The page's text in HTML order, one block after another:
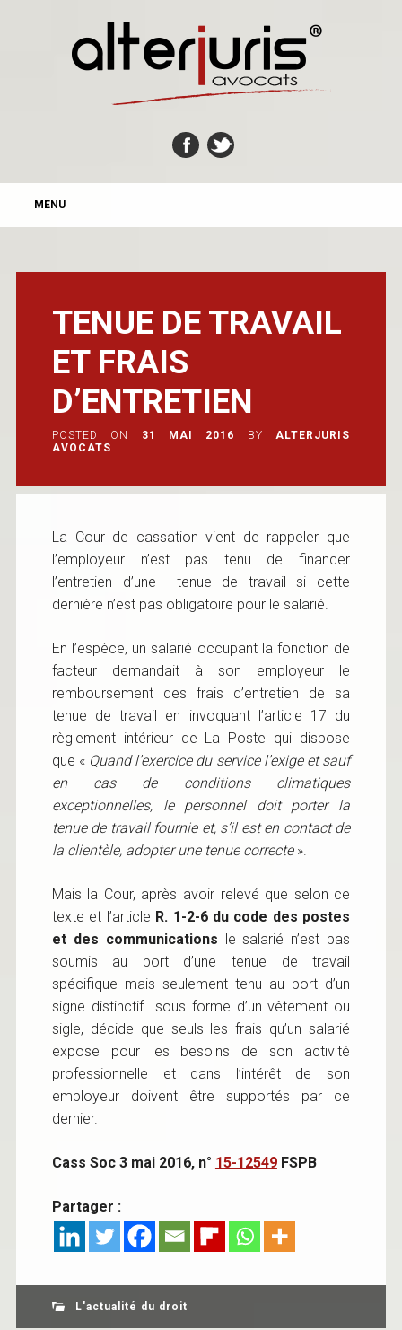
MAIN MENU
MENU
TENUE DE TRAVAIL
ET FRAIS
D’ENTRETIEN
POSTED ON 31 MAI 2016 BY
ALTERJURIS
AVOCATS
La Cour de cassation vient de rappeler que
l’employeur n’est pas tenu de financer
l’entretien d’une tenue de travail si cette
dernière n’est pas obligatoire pour le salarié.
En l’espèce, un salarié occupant la fonction de
facteur demandait à son employeur le
remboursement des frais d’entretien de sa
tenue de travail en invoquant l’article 17 du
règlement intérieur de La Poste qui dispose
que « Quand l’exercice du service l’exige et sauf
en cas de conditions climatiques
exceptionnelles, le personnel doit porter la
tenue de travail fournie et, s’il est en contact de
la clientèle, adopter une tenue correcte».
Mais la Cour, après avoir relevé que selon ce
texte et l’article R. 1-2-6 du code des postes
et des communications le salarié n’est pas
soumis au port d’une tenue de travail
spécifique mais seulement tenu au port d’un
signe distinctif sous forme d’un vêtement ou
sigle, décide que seuls les frais qu’un salarié
expose pour les besoins de son activité
professionnelle et dans l’intérêt de son
employeur doivent être supportés par ce
dernier.
Cass Soc 3 mai 2016, n° 15-12549FSPB
Partager :
L'actualité du droit